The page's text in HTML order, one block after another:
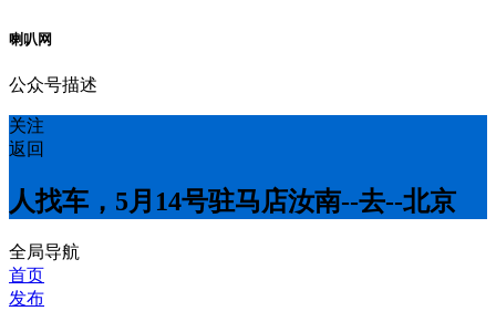
喇叭网
公众号描述
关注
返回
人找车，5月14号驻马店汝南--去--北京
全局导航
首页
发布